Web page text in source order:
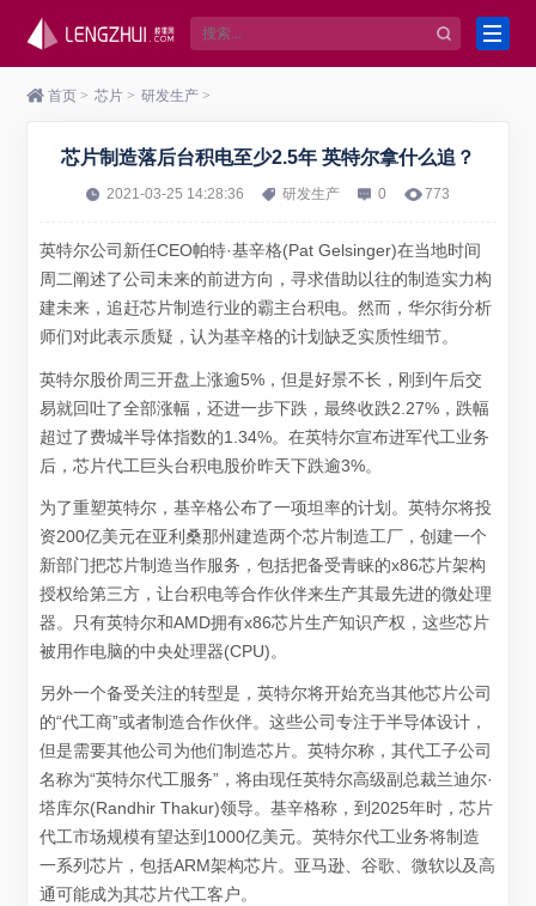
首页 > 芯片 > 研发生产 >
芯片制造落后台积电至少2.5年 英特尔拿什么追？
2021-03-25 14:28:36 研发生产 0 773
英特尔公司新任CEO帕特·基辛格(Pat Gelsinger)在当地时间
周二阐述了公司未来的前进方向，寻求借助以往的制造实力构
建未来，追赶芯片制造行业的霸主台积电。然而，华尔街分析
师们对此表示质疑，认为基辛格的计划缺乏实质性细节。
英特尔股价周三开盘上涨逾5%，但是好景不长，刚到午后交
易就回吐了全部涨幅，还进一步下跌，最终收跌2.27%，跌幅
超过了费城半导体指数的1.34%。在英特尔宣布进军代工业务
后，芯片代工巨头台积电股价昨天下跌逾3%。
为了重塑英特尔，基辛格公布了一项坦率的计划。英特尔将投
资200亿美元在亚利桑那州建造两个芯片制造工厂，创建一个
新部门把芯片制造当作服务，包括把备受青睐的x86芯片架构
授权给第三方，让台积电等合作伙伴来生产其最先进的微处理
器。只有英特尔和AMD拥有x86芯片生产知识产权，这些芯片
被用作电脑的中央处理器(CPU)。
另外一个备受关注的转型是，英特尔将开始充当其他芯片公司
的“代工商”或者制造合作伙伴。这些公司专注于半导体设计，
但是需要其他公司为他们制造芯片。英特尔称，其代工子公司
名称为“英特尔代工服务”，将由现任英特尔高级副总裁兰迪尔·
塔库尔(Randhir Thakur)领导。基辛格称，到2025年时，芯片
代工市场规模有望达到1000亿美元。英特尔代工业务将制造
一系列芯片，包括ARM架构芯片。亚马逊、谷歌、微软以及高
通可能成为其芯片代工客户。